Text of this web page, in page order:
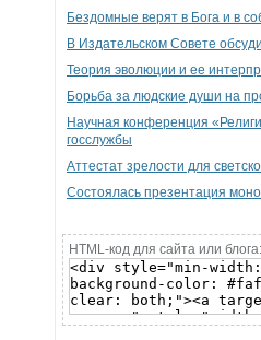
Бездомные верят в Бога и в
В Издательском Совете
Теория эволюции и ее
Борьба за людские души на
Научная конференция
госслужбы
Аттестат зрелости для
Состоялась презентация
HTML-код для сайта или блога: